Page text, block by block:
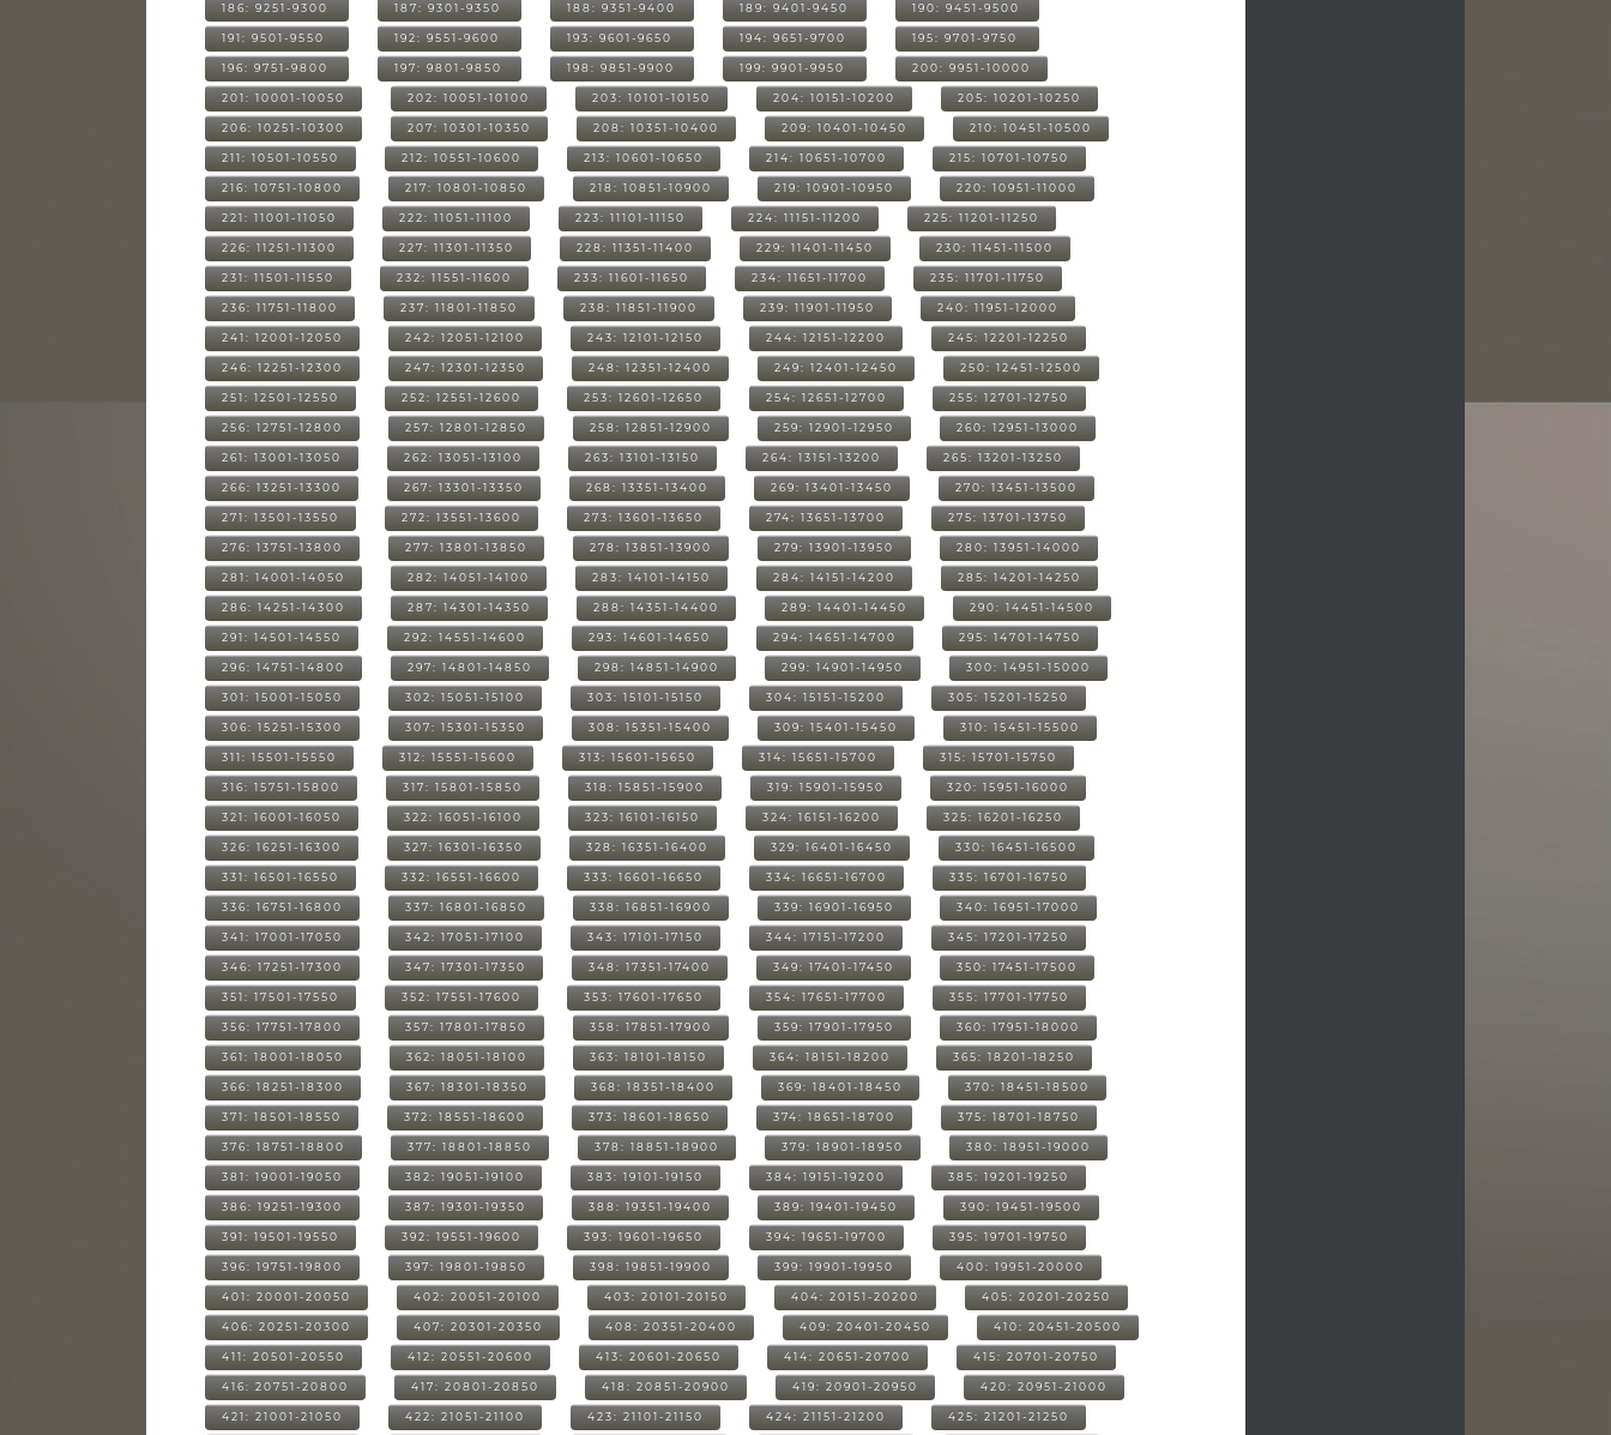
186: 9251-9300 187: 9301-9350 188: 9351-9400 189: 9401-9450 190: 9451-9500
191: 9501-9550 192: 9551-9600 193: 9601-9650 194: 9651-9700 195: 9701-9750
196: 9751-9800 197: 9801-9850 198: 9851-9900 199: 9901-9950 200: 9951-10000
201: 10001-10050 202: 10051-10100 203: 10101-10150 204: 10151-10200 205: 10201-10250
206: 10251-10300 207: 10301-10350 208: 10351-10400 209: 10401-10450 210: 10451-10500
211: 10501-10550 212: 10551-10600 213: 10601-10650 214: 10651-10700 215: 10701-10750
216: 10751-10800 217: 10801-10850 218: 10851-10900 219: 10901-10950 220: 10951-11000
221: 11001-11050 222: 11051-11100 223: 11101-11150 224: 11151-11200 225: 11201-11250
226: 11251-11300 227: 11301-11350 228: 11351-11400 229: 11401-11450 230: 11451-11500
231: 11501-11550 232: 11551-11600 233: 11601-11650 234: 11651-11700 235: 11701-11750
236: 11751-11800 237: 11801-11850 238: 11851-11900 239: 11901-11950 240: 11951-12000
241: 12001-12050 242: 12051-12100 243: 12101-12150 244: 12151-12200 245: 12201-12250
246: 12251-12300 247: 12301-12350 248: 12351-12400 249: 12401-12450 250: 12451-12500
251: 12501-12550 252: 12551-12600 253: 12601-12650 254: 12651-12700 255: 12701-12750
256: 12751-12800 257: 12801-12850 258: 12851-12900 259: 12901-12950 260: 12951-13000
261: 13001-13050 262: 13051-13100 263: 13101-13150 264: 13151-13200 265: 13201-13250
266: 13251-13300 267: 13301-13350 268: 13351-13400 269: 13401-13450 270: 13451-13500
271: 13501-13550 272: 13551-13600 273: 13601-13650 274: 13651-13700 275: 13701-13750
276: 13751-13800 277: 13801-13850 278: 13851-13900 279: 13901-13950 280: 13951-14000
281: 14001-14050 282: 14051-14100 283: 14101-14150 284: 14151-14200 285: 14201-14250
286: 14251-14300 287: 14301-14350 288: 14351-14400 289: 14401-14450 290: 14451-14500
291: 14501-14550 292: 14551-14600 293: 14601-14650 294: 14651-14700 295: 14701-14750
296: 14751-14800 297: 14801-14850 298: 14851-14900 299: 14901-14950 300: 14951-15000
301: 15001-15050 302: 15051-15100 303: 15101-15150 304: 15151-15200 305: 15201-15250
306: 15251-15300 307: 15301-15350 308: 15351-15400 309: 15401-15450 310: 15451-15500
311: 15501-15550 312: 15551-15600 313: 15601-15650 314: 15651-15700 315: 15701-15750
316: 15751-15800 317: 15801-15850 318: 15851-15900 319: 15901-15950 320: 15951-16000
321: 16001-16050 322: 16051-16100 323: 16101-16150 324: 16151-16200 325: 16201-16250
326: 16251-16300 327: 16301-16350 328: 16351-16400 329: 16401-16450 330: 16451-16500
331: 16501-16550 332: 16551-16600 333: 16601-16650 334: 16651-16700 335: 16701-16750
336: 16751-16800 337: 16801-16850 338: 16851-16900 339: 16901-16950 340: 16951-17000
341: 17001-17050 342: 17051-17100 343: 17101-17150 344: 17151-17200 345: 17201-17250
346: 17251-17300 347: 17301-17350 348: 17351-17400 349: 17401-17450 350: 17451-17500
351: 17501-17550 352: 17551-17600 353: 17601-17650 354: 17651-17700 355: 17701-17750
356: 17751-17800 357: 17801-17850 358: 17851-17900 359: 17901-17950 360: 17951-18000
361: 18001-18050 362: 18051-18100 363: 18101-18150 364: 18151-18200 365: 18201-18250
366: 18251-18300 367: 18301-18350 368: 18351-18400 369: 18401-18450 370: 18451-18500
371: 18501-18550 372: 18551-18600 373: 18601-18650 374: 18651-18700 375: 18701-18750
376: 18751-18800 377: 18801-18850 378: 18851-18900 379: 18901-18950 380: 18951-19000
381: 19001-19050 382: 19051-19100 383: 19101-19150 384: 19151-19200 385: 19201-19250
386: 19251-19300 387: 19301-19350 388: 19351-19400 389: 19401-19450 390: 19451-19500
391: 19501-19550 392: 19551-19600 393: 19601-19650 394: 19651-19700 395: 19701-19750
396: 19751-19800 397: 19801-19850 398: 19851-19900 399: 19901-19950 400: 19951-20000
401: 20001-20050 402: 20051-20100 403: 20101-20150 404: 20151-20200 405: 20201-20250
406: 20251-20300 407: 20301-20350 408: 20351-20400 409: 20401-20450 410: 20451-20500
411: 20501-20550 412: 20551-20600 413: 20601-20650 414: 20651-20700 415: 20701-20750
416: 20751-20800 417: 20801-20850 418: 20851-20900 419: 20901-20950 420: 20951-21000
421: 21001-21050 422: 21051-21100 423: 21101-21150 424: 21151-21200 425: 21201-21250